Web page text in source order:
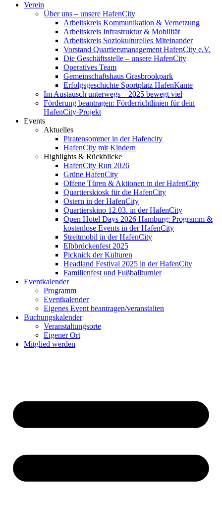
Verein
Über uns – unsere HafenCity
Arbeitskreis Kommunikation & Vernetzung
Arbeitskreis Infrastruktur & Mobilität
Arbeitskreis Soziokulturelles Miteinander
Vorstand Quartiersmanagement HafenCity e.V.
Die Geschäftsstelle – unsere HafenCity
Operatives Team
Gemeinschaftshaus Grasbrookpark
Erfolgsgeschichte Sportplatz HafenKante
Im Austausch unterwegs – 2025 bewegt viel
Förderung beantragen: Förderrichtlinien für dein
HafenCity-Projekt
Events
Aktuelles
Piratensommer in der Hafencity
HafenCity mit Kindern
Highlights & Rückblicke
HafenCity Run 2026
Grüne HafenCity
Offene Türen & Aktionen in der HafenCity
Quartierskiosk für die HafenCity
Ostern in der HafenCity
Quartierskino 12.03. in der HafenCity
Open Hotel Days 2026 Hamburg: Programm &
kostenlose Events in der HafenCity
Streitmobil in der HafenCity
Elbbrückenfest 2025
Picknick der Kulturen
Headland Festival 2025 in der HafenCity
Familienfest und Fußballturnier
Eventkalender
Programm
Eventkalender
Eigenes Event beantragen/veranstalten
Buchungskalender
Veranstaltungsorte
Eigener Ort
Mitglied werden